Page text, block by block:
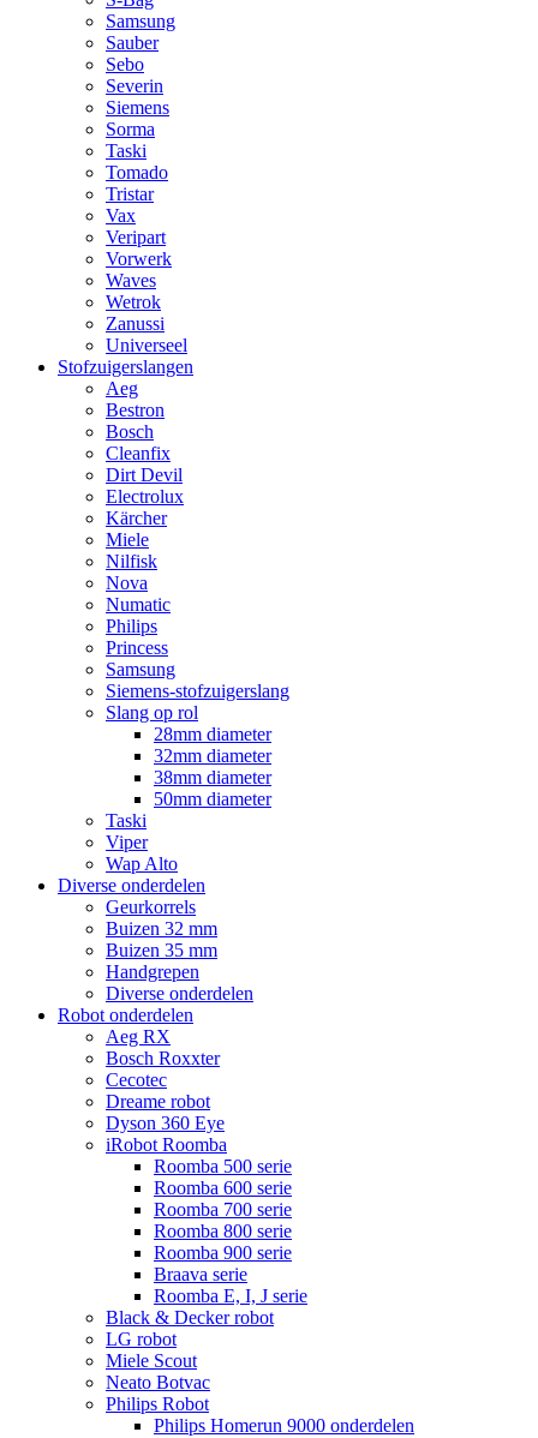
Samsung
Sauber
Sebo
Severin
Siemens
Sorma
Taski
Tomado
Tristar
Vax
Veripart
Vorwerk
Waves
Wetrok
Zanussi
Universeel
Stofzuigerslangen
Aeg
Bestron
Bosch
Cleanfix
Dirt Devil
Electrolux
Kärcher
Miele
Nilfisk
Nova
Numatic
Philips
Princess
Samsung
Siemens-stofzuigerslang
Slang op rol
28mm diameter
32mm diameter
38mm diameter
50mm diameter
Taski
Viper
Wap Alto
Diverse onderdelen
Geurkorrels
Buizen 32 mm
Buizen 35 mm
Handgrepen
Diverse onderdelen
Robot onderdelen
Aeg RX
Bosch Roxxter
Cecotec
Dreame robot
Dyson 360 Eye
iRobot Roomba
Roomba 500 serie
Roomba 600 serie
Roomba 700 serie
Roomba 800 serie
Roomba 900 serie
Braava serie
Roomba E, I, J serie
Black & Decker robot
LG robot
Miele Scout
Neato Botvac
Philips Robot
Philips Homerun 9000 onderdelen